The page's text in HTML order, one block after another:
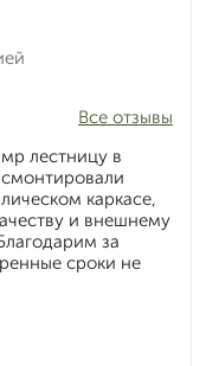
Все отзывы
лестницу в
каркасе,
и внешнему
за
сроки не